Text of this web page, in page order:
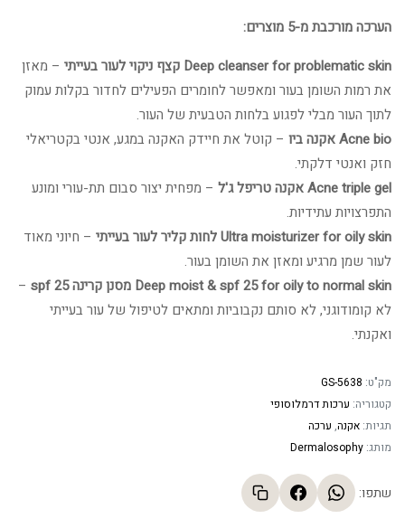
הערכה מורכבת מ-5 מוצרים:
Deep cleanser for problematic skin קצף ניקוי לעור בעייתי
– מאזן
את רמות השומן בעור ומאפשר לחומרים הפעילים לחדור בקלות עמוק
לתוך העור מבלי לפגוע בלחות הטבעית של העור.
Acne bio אקנה ביו
– קוטל את חיידק האקנה במגע, אנטי בקטריאלי
חזק ואנטי דלקתי.
Acne triple gel אקנה טריפל ג'ל
– מפחית יצור סבום תת-עורי ומונע
התפרצויות עתידיות.
Ultra moisturizer for oily skin לחות קליר לעור בעייתי
– חיוני מאוד
לעור שמן מרגיע ומאזן את השומן בעור.
Deep moist & spf 25 for oily to normal skin מסנן קרינה 25 spf
–
לא קומודוגני, לא סותם נקבוביות ומתאים לטיפול של עור בעייתי
ואקנתי.
מק"ט: GS-5638
קטגוריה: ערכות דרמלוסופי
תגיות: אקנה, ערכה
מותג: Dermalosophy
שתפו: